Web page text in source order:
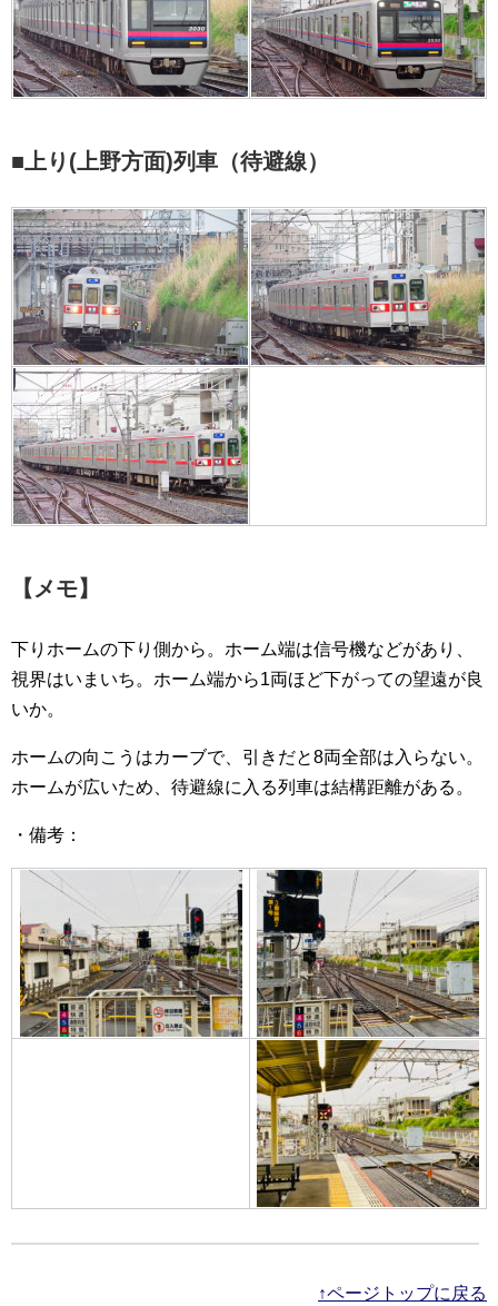
■上り(上野方面)列車（待避線）
【メモ】
下りホームの下り側から。ホーム端は信号機などがあり、
視界はいまいち。ホーム端から1両ほど下がっての望遠が良
いか。
ホームの向こうはカーブで、引きだと8両全部は入らない。
ホームが広いため、待避線に入る列車は結構距離がある。
・備考：
↑ページトップに戻る